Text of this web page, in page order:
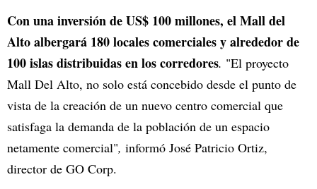
Con una inversión de US$ 100 millones, el Mall del
Alto albergará 180 locales comerciales y alrededor de
100 islas distribuidas en los corredores. "El proyecto
Mall Del Alto, no solo está concebido desde el punto de
vista de la creación de un nuevo centro comercial que
satisfaga la demanda de la población de un espacio
netamente comercial", informó José Patricio Ortiz,
director de GO Corp.